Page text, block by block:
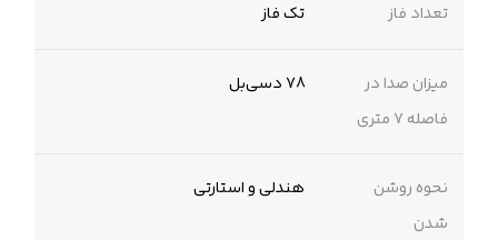
تعداد فاز تک فاز
میزان صدا در
فاصله 7 متری
78 دسی‌‌بل
نحوه روشن
شدن
هندلی و استارتی